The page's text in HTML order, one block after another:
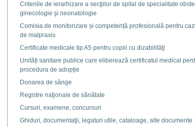
Criteriile de ierarhizare a secţiilor de spital de specialitate
ginecologie şi neonatologie
Comisia de monitorizare și competență profesională pentru
de malpraxis
Certificate medicale tip A5 pentru copiii cu dizabilităţi
Unități sanitare publice care eliberează certificatul medical
procedura de adopție
Donarea de sânge
Registre naţionale de sănătate
Cursuri, examene, concursuri
Ghiduri, documentaţii, legaturi utile, cataloage, alte documente